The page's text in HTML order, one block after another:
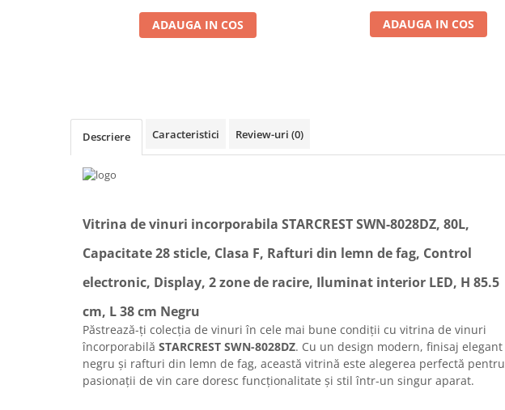
Iluminat interior LED, H 82 cm, Negru
ADAUGA IN COS ADAUGA IN COS
Descriere Caracteristici Review-uri (0)
Vitrina de vinuri incorporabila STARCREST SWN-8028DZ, 80L,
Capacitate 28 sticle, Clasa F, Rafturi din lemn de fag, Control
electronic, Display, 2 zone de racire, Iluminat interior LED, H 85.5
cm, L 38 cm Negru
Păstrează-ți colecția de vinuri în cele mai bune condiții cu vitrina de vinuri
încorporabilă STARCREST SWN-8028DZ. Cu un design modern, finisaj elegant
negru și rafturi din lemn de fag, această vitrină este alegerea perfectă pentru
pasionații de vin care doresc funcționalitate și stil într-un singur aparat.